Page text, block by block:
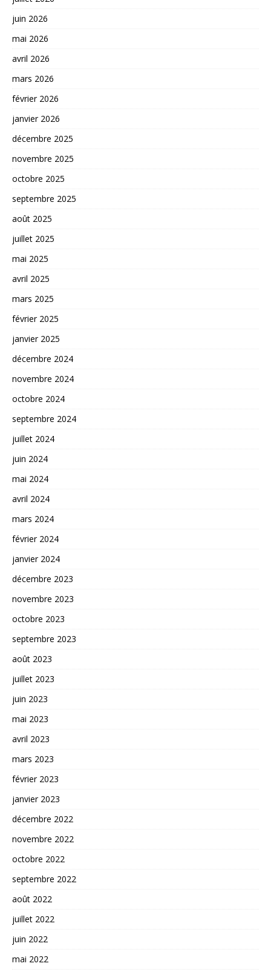
juin 2026
mai 2026
avril 2026
mars 2026
février 2026
janvier 2026
décembre 2025
novembre 2025
octobre 2025
septembre 2025
août 2025
juillet 2025
mai 2025
avril 2025
mars 2025
février 2025
janvier 2025
décembre 2024
novembre 2024
octobre 2024
septembre 2024
juillet 2024
juin 2024
mai 2024
avril 2024
mars 2024
février 2024
janvier 2024
décembre 2023
novembre 2023
octobre 2023
septembre 2023
août 2023
juillet 2023
juin 2023
mai 2023
avril 2023
mars 2023
février 2023
janvier 2023
décembre 2022
novembre 2022
octobre 2022
septembre 2022
août 2022
juillet 2022
juin 2022
mai 2022